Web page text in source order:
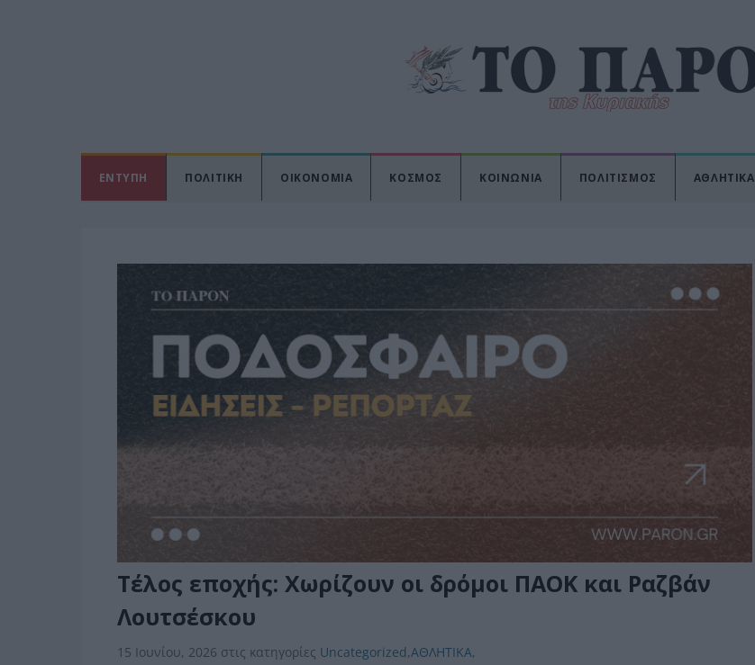
ΕΝΤΥΠΗ ΠΟΛΙΤΙΚΗ ΟΙΚΟΝΟΜΙΑ ΚΟΣΜΟΣ ΚΟΙΝΩΝΙΑ ΠΟΛΙΤΙΣΜΟΣ ΑΘΛΗΤΙΚΑ
Τέλος εποχής: Χωρίζουν οι δρόμοι ΠΑΟΚ και Ραζβάν
Λουτσέσκου
15 Ιουνίου, 2026 στις κατηγορίες Uncategorized,ΑΘΛΗΤΙΚΑ,